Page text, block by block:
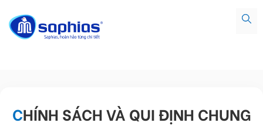
CHÍNH SÁCH VÀ QUI ĐỊNH CHUNG